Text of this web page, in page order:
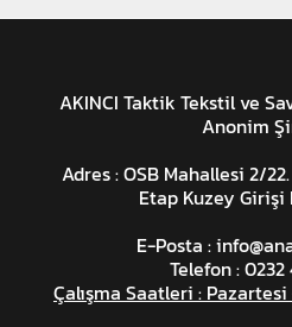
AKINCI Taktik Tekstil ve
Anonim
Adres : OSB Mahallesi 2/22.
Etap Kuzey Girişi
E-Posta :
Telefon : 0232
Çalışma Saatleri :